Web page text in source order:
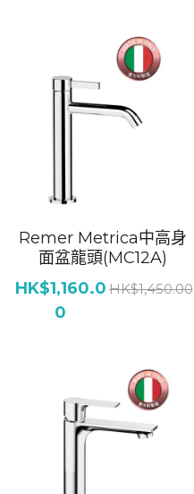
Remer Metrica中高身
面盆龍頭(MC12A)
HK$1,160.0
0
HK$1,450.00